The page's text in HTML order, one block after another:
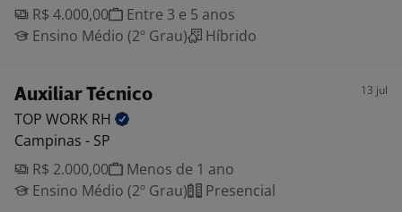
R$ 4.000,00
Entre 3 e 5 anos
Ensino Médio (2º Grau)
Híbrido
Auxiliar Técnico 13 jul
TOP WORK RH
Campinas - SP
R$ 2.000,00
Menos de 1 ano
Ensino Médio (2º Grau)
Presencial